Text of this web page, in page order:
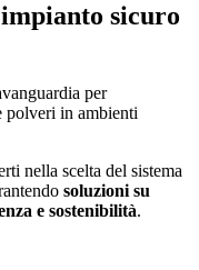
sicuro
per
polveri in ambienti
nella scelta del sistema
soluzioni su
e sostenibilità.